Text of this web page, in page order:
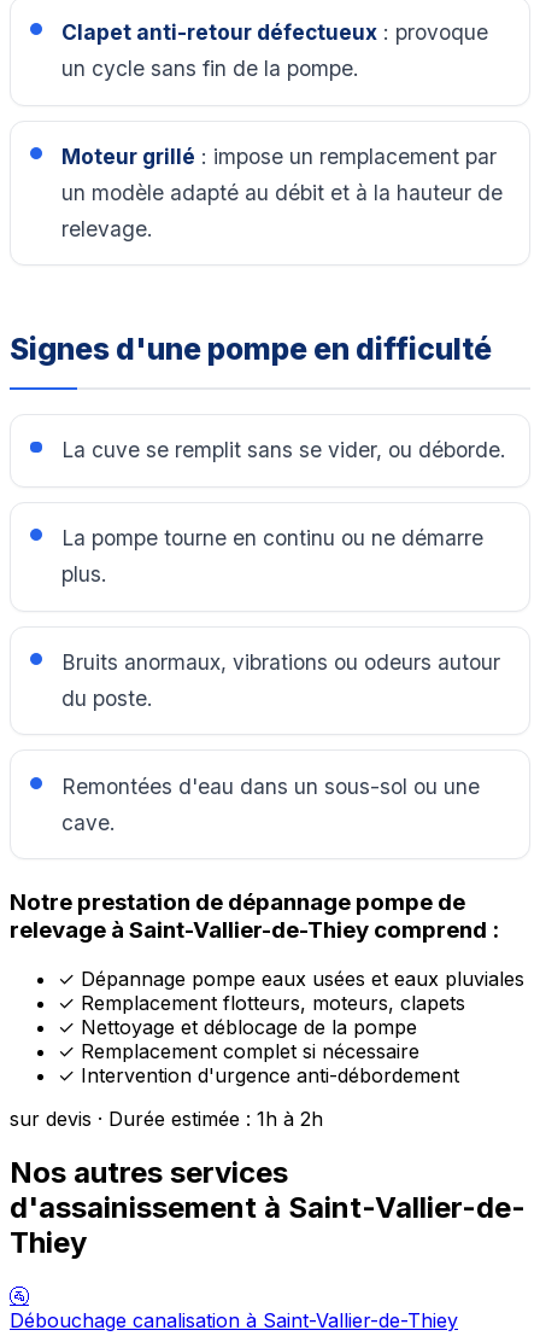
Clapet anti-retour défectueux: provoque
un cycle sans fin de la pompe.
Moteur grillé : impose un remplacement par
un modèle adapté au débit et à la hauteur de
relevage.
Signes d'une pompe en difficulté
La cuve se remplit sans se vider, ou déborde.
La pompe tourne en continu ou ne démarre
plus.
Bruits anormaux, vibrations ou odeurs autour
du poste.
Remontées d'eau dans un sous-sol ou une
cave.
Notre prestation de dépannage pompe de
relevage à Saint-Vallier-de-Thiey comprend :
✓ Dépannage pompe eaux usées et eaux pluviales
✓ Remplacement flotteurs, moteurs, clapets
✓ Nettoyage et déblocage de la pompe
✓ Remplacement complet si nécessaire
✓ Intervention d'urgence anti-débordement
sur devis · Durée estimée : 1h à 2h
Nos autres services
d'assainissement à Saint-Vallier-de-
Thiey
🚰
Débouchage canalisation à Saint-Vallier-de-Thiey